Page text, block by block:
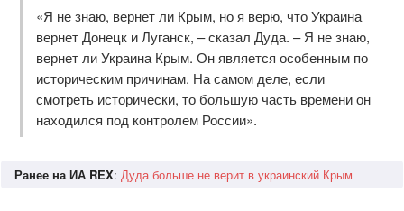
«Я не знаю, вернет ли Крым, но я верю, что Украина
вернет Донецк и Луганск, – сказал Дуда. – Я не знаю,
вернет ли Украина Крым. Он является особенным по
историческим причинам. На самом деле, если
смотреть исторически, то большую часть времени он
находился под контролем России».
Ранее на ИА REX: Дуда больше не верит в украинский Крым